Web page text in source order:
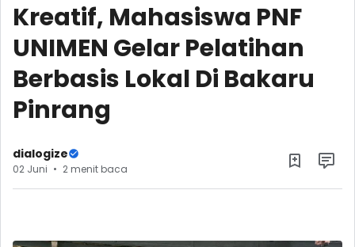
Kreatif, Mahasiswa PNF
UNIMEN Gelar Pelatihan
Berbasis Lokal Di Bakaru
Pinrang
dialogize
02 Juni 2 menit baca